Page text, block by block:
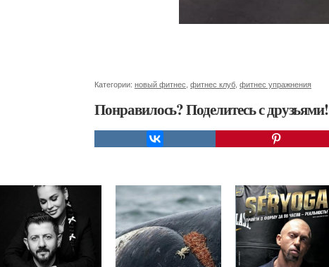
Категории: новый фитнес фитнес клуб фитнес упражнения
Понравилось? Поделитесь с друзьями!